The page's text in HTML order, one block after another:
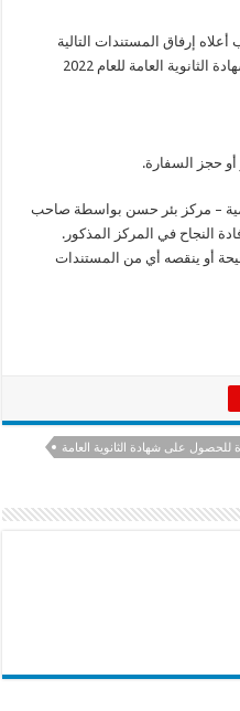
إرفاق المستندات التالية
للحصول على إفادة نجاح في امتحانات شهادة الثانوية العامة للعام 2022
أو حجز السفارة.
– مركز بئر حسن بواسطة صاحب
النجاح في المركز المذكور.
أو ينقصه أي من المستندات
للحصول على شهادة الثانوية العامة